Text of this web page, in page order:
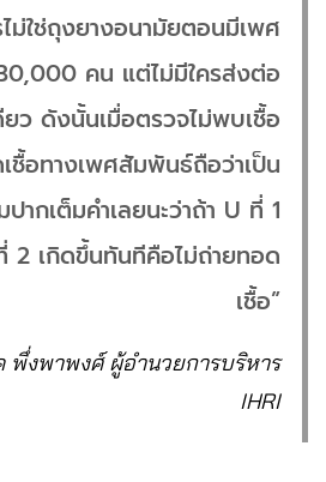
ม่ใช่ถุงยางอนามัยตอนมีเพศ
คน แต่ไม่มีใครส่งต่อ
ยว ดังนั้นเมื่อตรวจไม่พบเชื้อ
ชื้อทางเพศสัมพันธ์ถือว่าเป็น
ากเต็มคำเลยนะว่าถ้า U ที่ 1
2 เกิดขึ้นทันทีคือไม่ถ่ายทอด
เชื้อ”
งพาพงศ์ ผู้อำนวยการบริหาร
IHRI